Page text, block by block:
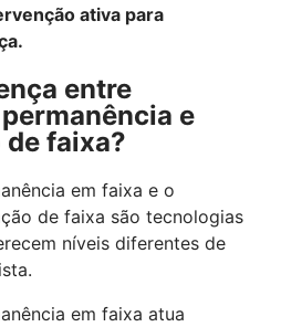
ativa para
entre
e
faixa?
em faixa e o
de faixa são tecnologias
níveis diferentes de
em faixa atua